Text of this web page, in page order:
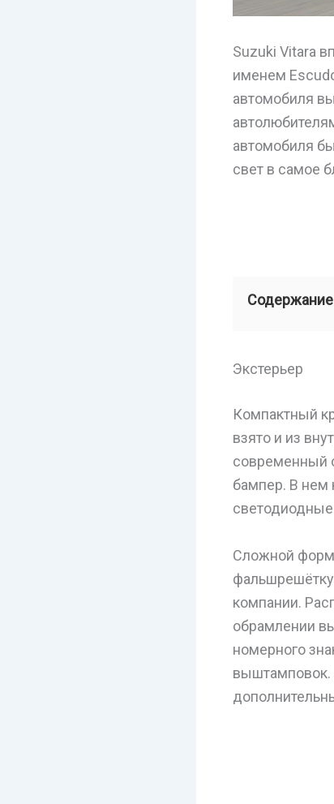
Suzuki Vitara
именем
автомобиля
автомобиля
свет в самое
Содержание
Экстерьер
Компактный
взято и из
современный
бампер. В нем
Сложной
компании.
обрамлении
номерного
выштамповок.